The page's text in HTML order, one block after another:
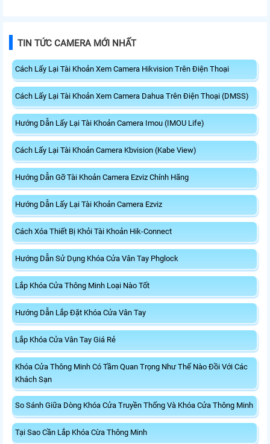
DS-K4H258S có lực hút mạnh nên
không hề tác động đến cửa và
thẩm mĩ và công dụng sau khi lắp
TIN TỨC CAMERA MỚI NHẤT
Cách Lấy Lại Tài Khoản Xem Camera Hikvision Trên Điện Thoại
Cách Lấy Lại Tài Khoản Xem Camera Dahua Trên Điện Thoại (DMSS)
Hướng Dẫn Lấy Lại Tài Khoản Camera Imou (IMOU Life)
Cách Lấy Lại Tài Khoản Camera Kbvision (Kabe View)
Hướng Dẫn Gỡ Tài Khoản Camera Ezviz Chính Hãng
Hướng Dẫn Lấy Lại Tài Khoản Camera Ezviz
Cách Xóa Thiết Bị Khỏi Tài Khoản Hik-Connect
Hướng Dẫn Sử Dụng Khóa Cửa Vân Tay Phglock
Lắp Khóa Cửa Thông Minh Loại Nào Tốt
Hướng Dẫn Lắp Đặt Khóa Cửa Vân Tay
Lắp Khóa Cửa Vân Tay Giá Rẻ
Khóa Cửa Thông Minh Có Tầm Quan Trọng Như Thế Nào Đồi Với Các
Khách Sạn
So Sánh Giữa Dòng Khóa Cửa Truyền Thống Và Khóa Cửa Thông Minh
Tại Sao Cần Lắp Khóa Cừa Thông Minh